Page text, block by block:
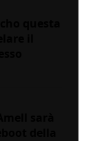
questa
il
sarà
della